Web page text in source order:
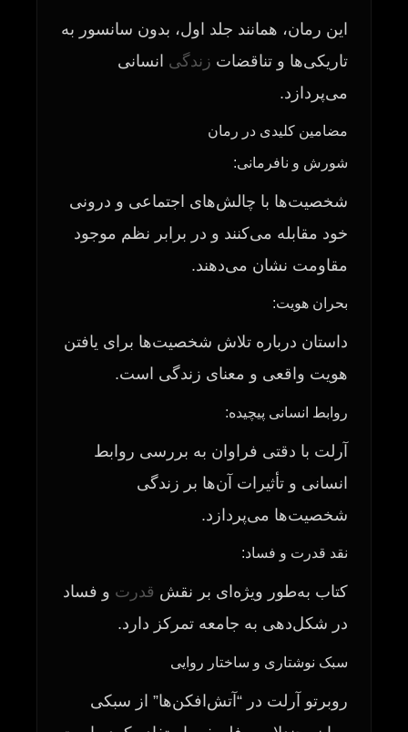
این رمان، همانند جلد اول، بدون سانسور به
تاریکی‌ها و تناقضات زندگی انسانی
می‌پردازد.
مضامین کلیدی در رمان
شورش و نافرمانی:
شخصیت‌ها با چالش‌های اجتماعی و درونی
خود مقابله می‌کنند و در برابر نظم موجود
مقاومت نشان می‌دهند.
بحران هویت:
داستان درباره تلاش شخصیت‌ها برای یافتن
هویت واقعی و معنای زندگی است.
روابط انسانی پیچیده:
آرلت با دقتی فراوان به بررسی روابط
انسانی و تأثیرات آن‌ها بر زندگی
شخصیت‌ها می‌پردازد.
نقد قدرت و فساد:
کتاب به‌طور ویژه‌ای بر نقش قدرت و فساد
در شکل‌دهی به جامعه تمرکز دارد.
سبک نوشتاری و ساختار روایی
روبرتو آرلت در “آتش‌افکن‌ها” از سبکی